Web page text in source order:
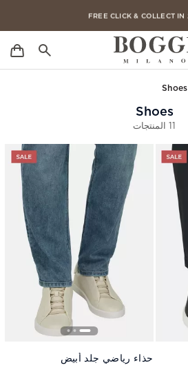
Shoes
Shoes
11 المنتجات
حذاء رياضي جلد أبيض